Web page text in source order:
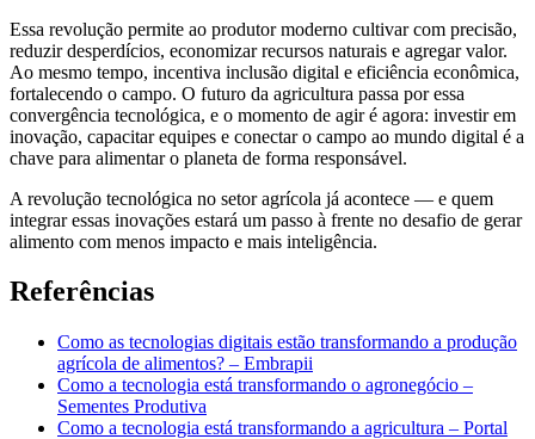
Essa revolução permite ao produtor moderno cultivar com precisão,
reduzir desperdícios, economizar recursos naturais e agregar valor.
Ao mesmo tempo, incentiva inclusão digital e eficiência econômica,
fortalecendo o campo. O futuro da agricultura passa por essa
convergência tecnológica, e o momento de agir é agora: investir em
inovação, capacitar equipes e conectar o campo ao mundo digital é a
chave para alimentar o planeta de forma responsável.
A revolução tecnológica no setor agrícola já acontece — e quem
integrar essas inovações estará um passo à frente no desafio de gerar
alimento com menos impacto e mais inteligência.
Referências
Como as tecnologias digitais estão transformando a produção
agrícola de alimentos? – Embrapii
Como a tecnologia está transformando o agronegócio –
Sementes Produtiva
Como a tecnologia está transformando a agricultura – Portal